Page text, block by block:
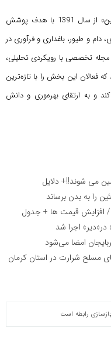
» از سال 1391 با هدف پوشش
دام و طیور، باغداری و فرآوری در
مجله تخصصی با رویکردی تحلیلی،
که فعالان این بخش را با تازه‌ترین
کند و به ارتقای بهره‌وری و دانش
می شوند!!+ دلایل
را به بدن برساند
اجرا شد
امضا می‌شود
رابطه است